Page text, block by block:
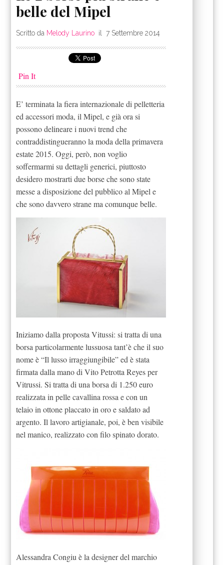
belle del Mipel
Scritto da Melody Laurino il7 Settembre 2014
Pin It
E’ terminata la fiera internazionale di pelletteria
ed accessori moda, il Mipel, e già ora si
possono delineare i nuovi trend che
contraddistingueranno la moda della primavera
estate 2015. Oggi, però, non voglio
soffermarmi su dettagli generici, piuttosto
desidero mostrarti due borse che sono state
messe a disposizione del pubblico al Mipel e
che sono davvero strane ma comunque belle.
Iniziamo dalla proposta Vitussi: si tratta di una
borsa particolarmente lussuosa tant’è che il suo
nome è “Il lusso irraggiungibile” ed è stata
firmata dalla mano di Vito Petrotta Reyes per
Vitrussi. Si tratta di una borsa di 1.250 euro
realizzata in pelle cavallina rossa e con un
telaio in ottone placcato in oro e saldato ad
argento. Il lavoro artigianale, poi, è ben visibile
nel manico, realizzato con filo spinato dorato.
Alessandra Congiu è la designer del marchio